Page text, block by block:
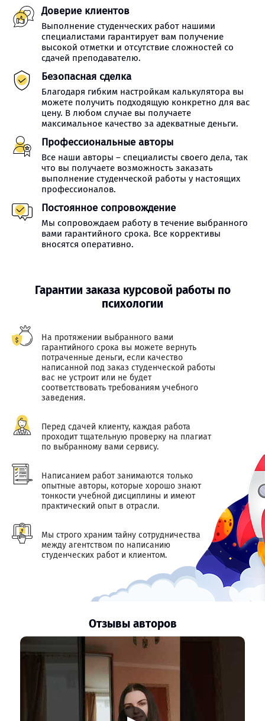
Доверие клиентов
Выполнение студенческих работ нашими
специалистами гарантирует вам получение
высокой отметки и отсутствие сложностей со
сдачей преподавателю.
Безопасная сделка
Благодаря гибким настройкам калькулятора вы
можете получить подходящую конкретно для вас
цену. В любом случае вы получаете
максимальное качество за адекватные деньги.
Профессиональные авторы
Все наши авторы – специалисты своего дела, так
что вы получаете возможность заказать
выполнение студенческой работы у настоящих
профессионалов.
Постоянное сопровождение
Мы сопровождаем работу в течение выбранного
вами гарантийного срока. Все коррективы
вносятся оперативно.
Гарантии заказа курсовой работы по
психологии
На протяжении выбранного вами
гарантийного срока вы можете вернуть
потраченные деньги, если качество
написанной под заказ студенческой работы
вас не устроит или не будет
соответствовать требованиям учебного
заведения.
Перед сдачей клиенту, каждая работа
проходит тщательную проверку на плагиат
по выбранному вами сервису.
Написанием работ занимаются только
опытные авторы, которые хорошо знают
тонкости учебной дисциплины и имеют
практический опыт в отрасли.
Мы строго храним тайну сотрудничества
между агентством по написанию
студенческих работ и клиентом.
Отзывы авторов